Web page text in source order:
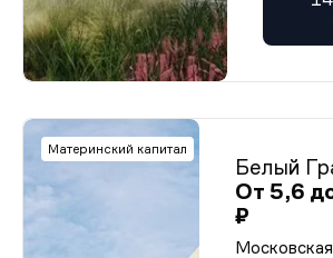
Материнский капитал
Белый
От 5,6
₽